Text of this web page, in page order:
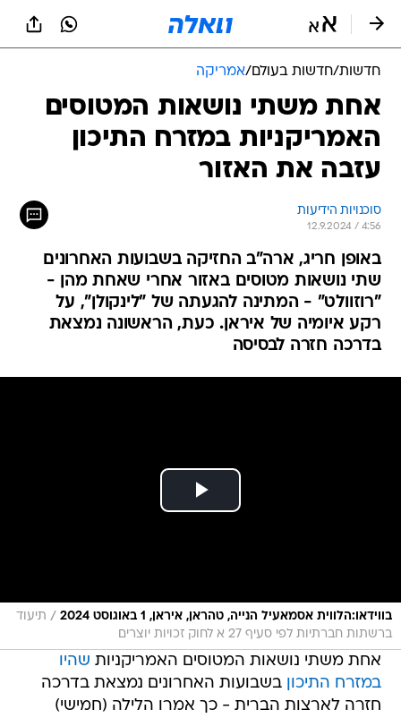
חדשות/חדשות בעולם/אמריקה
אחת משתי נושאות המטוסים
האמריקניות במזרח התיכון
עזבה את האזור
סוכנויות הידיעות
12.9.2024 / 4:56
באופן חריג, ארה"ב החזיקה בשבועות האחרונים
שתי נושאות מטוסים באזור אחרי שאחת מהן -
"רוזוולט" - המתינה להגעתה של "לינקולן", על
רקע איומיה של איראן. כעת, הראשונה נמצאת
בדרכה חזרה לבסיסה
בווידאו:הלווית אסמאעיל הנייה, טהראן, איראן, 1 באוגוסט 2024 / תיעוד
ברשתות חברתיות לפי סעיף 27 א לחוק זכויות יוצרים
אחת משתי נושאות המטוסים האמריקניות שהיו
במזרח התיכון בשבועות האחרונים נמצאת בדרכה
חזרה לארצות הברית - כך אמרו הלילה (חמישי)